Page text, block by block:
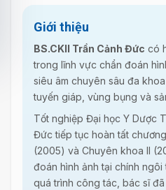
Giới thiệu
BS.CKII Trần Cảnh Đức có
trong lĩnh vực chẩn đoán
siêu âm chuyên sâu đa khoa
tuyến giáp, vùng bụng và
Tốt nghiệp Đại học Y Dược
Đức tiếp tục hoàn tất
(2005) và Chuyên khoa II
đoán hình ảnh tại chính
quá trình công tác, bác sĩ